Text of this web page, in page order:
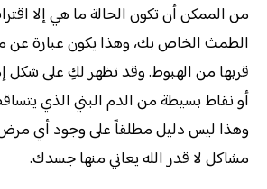
من الممكن أن تكون الحالة ما هي إلا
الطمث الخاص بك، وهذا يكون عبارة
قربها من الهبوط. وقد تظهر لكِ على شكل
أو نقاط بسيطة من الدم البني الذي
وهذا ليس دليل مطلقاً على وجود أي
مشاكل لا قدر الله يعاني منها جسدك.